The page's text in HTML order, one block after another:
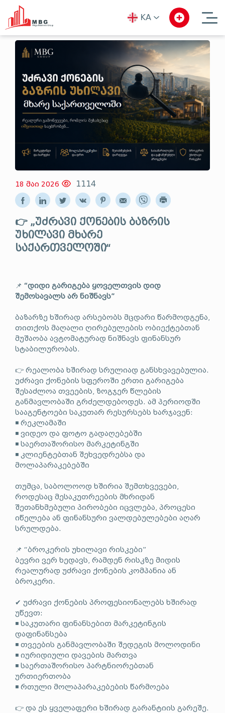
KA
en
ru
18 მაი 2026 1114
👉 „უძრავი ქონების ბაზრის
უხილავი მხარე
საქართველოში“
📌 “დიდი გარიგება ყოველთვის დიდ
შემოსავალს არ ნიშნავს”
ბაზარზე ხშირად არსებობს მცდარი წარმოდგენა,
თითქოს მაღალი ღირებულების ობიექტებთან
მუშაობა ავტომატურად ნიშნავს ფინანსურ
სტაბილურობას.
👉 რეალობა ხშირად სრულიად განსხვავებულია.
უძრავი ქონების სფეროში ერთი გარიგება
შესაძლოა თვეების, ზოგჯერ წლების
განმავლობაში გრძელდებოდეს. ამ პერიოდში
სააგენტოები საკუთარ რესურსებს ხარჯავენ:
◾ რეკლამაში
◾ ვიდეო და ფოტო გადაღებებში
◾ საერთაშორისო მარკეტინგში
◾ კლიენტებთან შეხვედრებსა და
მოლაპარაკებებში
თუმცა, საბოლოოდ ხშირია შემთხვევები,
როდესაც მესაკუთრეების მხრიდან
შეთანხმებული პირობები იცვლება, პროცესი
იწელება ან ფინანსური ვალდებულებები აღარ
სრულდება.
📌 “ბროკერის უხილავი რისკები”
ბევრი ვერ ხედავს, რამდენ რისკზე მიდის
რეალურად უძრავი ქონების კომპანია ან
ბროკერი.
✔ უძრავი ქონების პროფესიონალებს ხშირად
უწევთ:
◾ საკუთარი ფინანსებით მარკეტინგის
დაფინანსება
◾ თვეების განმავლობაში შედეგის მოლოდინი
◾ იურიდიული დავების მართვა
◾ საერთაშორისო პარტნიორებთან
ურთიერთობა
◾ რთული მოლაპარაკებების წარმოება
👉 და ეს ყველაფერი ხშირად გარანტიის გარეშე.